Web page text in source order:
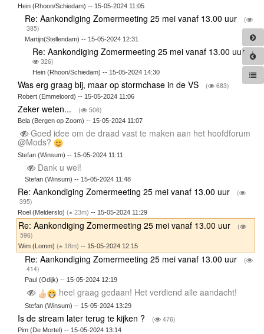
Hein (Rhoon/Schiedam) -- 15-05-2024 11:05
Re: Aankondiging Zomermeeting 25 mei vanaf 13.00 uur
(
385)
Martijn(Stellendam) -- 15-05-2024 12:31
Re: Aankondiging Zomermeeting 25 mei vanaf 13.00 uur (
326)
Hein (Rhoon/Schiedam) -- 15-05-2024 14:30
Was erg graag bij, maar op stormchase in de VS ( 683)
Robert (Emmeloord) -- 15-05-2024 11:06
Zeker weten... ( 506)
Bela (Bergen op Zoom) -- 15-05-2024 11:07
Goed idee om de draad vast te maken aan het hoofdforum
@Mods?
Stefan (Winsum) -- 15-05-2024 11:11
Dank u wel!
Stefan (Winsum) -- 15-05-2024 11:48
Re: Aankondiging Zomermeeting 25 mei vanaf 13.00 uur
(
395)
Roel (Melderslo) ( 23m) -- 15-05-2024 11:29
Re: Aankondiging Zomermeeting 25 mei vanaf 13.00 uur
(
596)
Wim (Lomm) ( 18m) -- 15-05-2024 12:15
Re: Aankondiging Zomermeeting 25 mei vanaf 13.00 uur
(
414)
Paul (Odijk) -- 15-05-2024 12:19
heel graag gedaan! Het verdiend alle aandacht!
Stefan (Winsum) -- 15-05-2024 13:29
Is de stream later terug te kijken ? ( 476)
Pim (De Mortel) -- 15-05-2024 13:14